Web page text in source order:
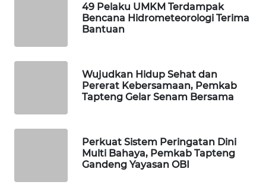
49 Pelaku UMKM Terdampak
Bencana Hidrometeorologi Terima
Bantuan
Wujudkan Hidup Sehat dan
Pererat Kebersamaan, Pemkab
Tapteng Gelar Senam Bersama
Perkuat Sistem Peringatan Dini
Multi Bahaya, Pemkab Tapteng
Gandeng Yayasan OBI
SIANTAR
NEWS